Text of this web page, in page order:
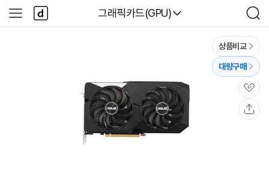
다나와
그래픽카드(GPU)
검
색
사
이
다
나
와
상품비교
대량구매
관
심